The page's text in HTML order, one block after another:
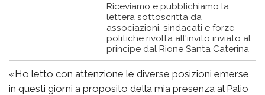
Riceviamo e pubblichiamo la
lettera sottoscritta da
associazioni, sindacati e forze
politiche rivolta all'invito inviato al
principe dal Rione Santa Caterina
«Ho letto con attenzione le diverse posizioni emerse
in questi giorni a proposito della mia presenza al Palio